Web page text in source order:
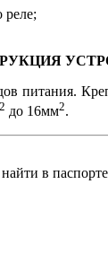
реле;
2 до 16мм2.
в